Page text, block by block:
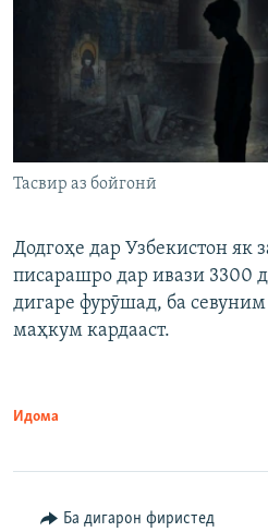
Тасвир аз бойгонӣ
Додгоҳе дар Узбекистон як
писарашро дар ивази 3300
дигаре фурӯшад, ба
маҳкум кардааст.
Идома
Ба дигарон фиристед